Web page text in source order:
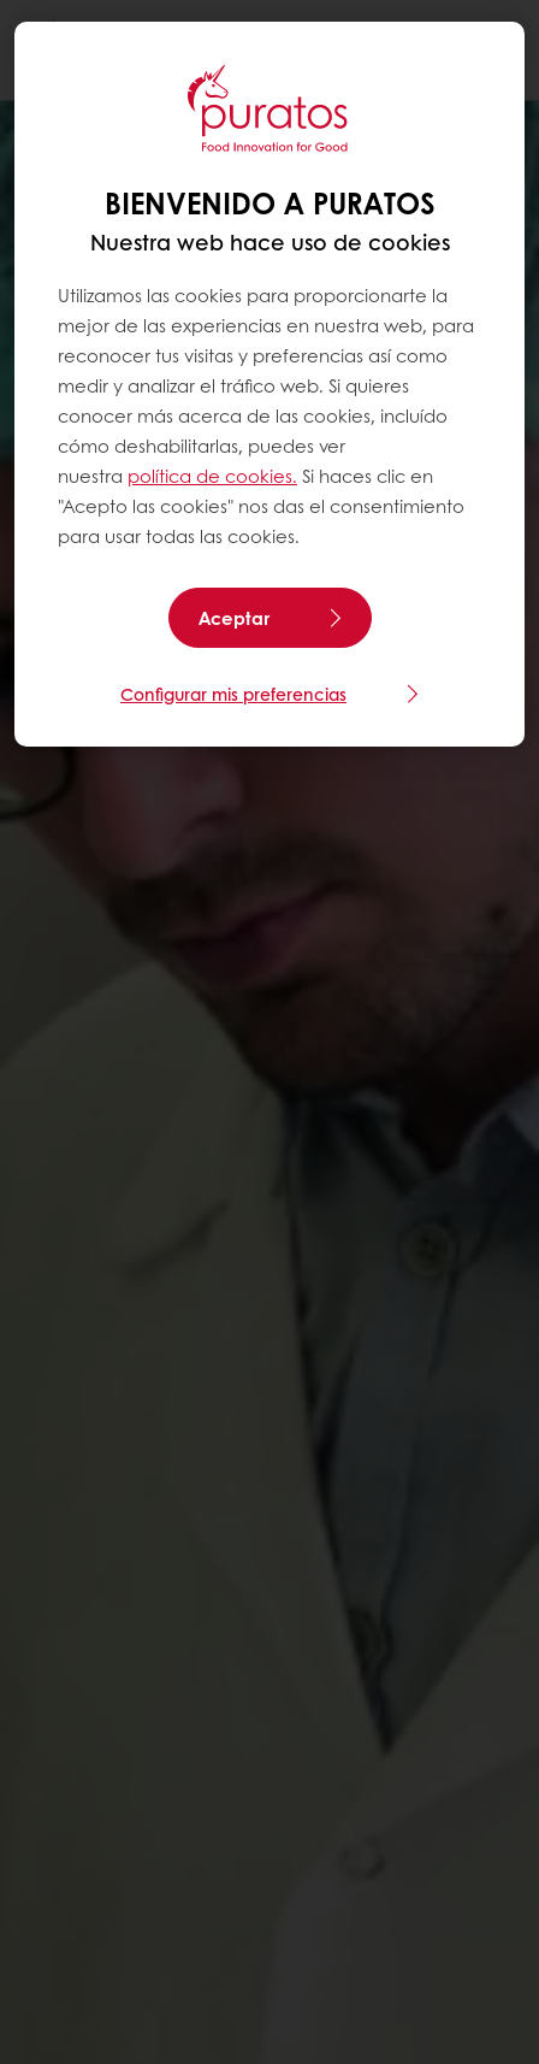
BIENVENIDO A PURATOS
Nuestra web hace uso de cookies
Utilizamos las cookies para proporcionarte la
mejor de las experiencias en nuestra web, para
reconocer tus visitas y preferencias así como
medir y analizar el tráfico web. Si quieres
conocer más acerca de las cookies, incluído
cómo deshabilitarlas, puedes ver
nuestra política de cookies. Si haces clic en
"Acepto las cookies" nos das el consentimiento
para usar todas las cookies.
Aceptar
Configurar mis preferencias